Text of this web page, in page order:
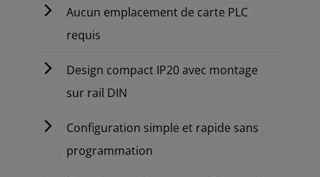
Aucun emplacement de carte PLC
requis
Design compact IP20 avec montage
sur rail DIN
Configuration simple et rapide sans
programmation